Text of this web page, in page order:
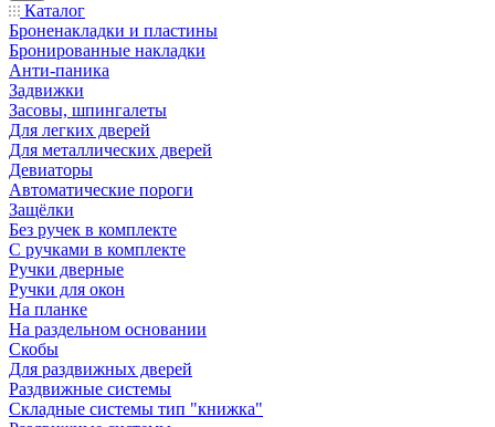
Каталог
Броненакладки и пластины
Бронированные накладки
Анти-паника
Задвижки
Засовы, шпингалеты
Для легких дверей
Для металлических дверей
Девиаторы
Автоматические пороги
Защёлки
Без ручек в комплекте
С ручками в комплекте
Ручки дверные
Ручки для окон
На планке
На раздельном основании
Скобы
Для раздвижных дверей
Раздвижные системы
Складные системы тип "книжка"